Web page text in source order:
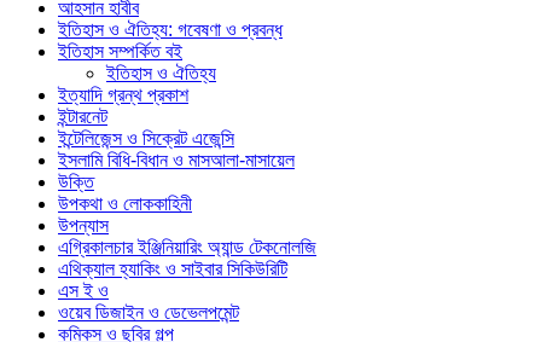
আহসান হাবীব
ইতিহাস ও ঐতিহ্য: গবেষণা ও প্রবন্ধ
ইতিহাস সম্পর্কিত বই
ইতিহাস ও ঐতিহ্য
ইত্যাদি গ্রন্থ প্রকাশ
ইন্টারনেট
ইন্টেলিজেন্স ও সিক্রেট এজেন্সি
ইসলামি বিধি-বিধান ও মাসআলা-মাসায়েল
উক্তি
উপকথা ও লোককাহিনী
উপন্যাস
এগ্রিকালচার ইঞ্জিনিয়ারিং অ্যান্ড টেকনোলজি
এথিক্যাল হ্যাকিং ও সাইবার সিকিউরিটি
এস ই ও
ওয়েব ডিজাইন ও ডেভেলপমেন্ট
কমিকস ও ছবির গল্প